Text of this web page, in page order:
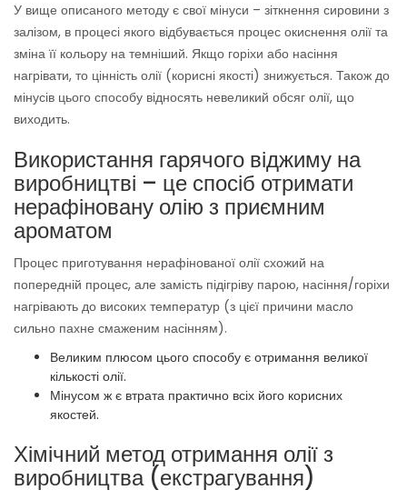
У вище описаного методу є свої мінуси – зіткнення сировини з
залізом, в процесі якого відбувається процес окиснення олії та
зміна її кольору на темніший. Якщо горіхи або насіння
нагрівати, то цінність олії (корисні якості) знижується. Також до
мінусів цього способу відносять невеликий обсяг олії, що
виходить.
Використання гарячого віджиму на
виробництві – це спосіб отримати
нерафіновану олію з приємним
ароматом
Процес приготування нерафінованої олії схожий на
попередній процес, але замість підігріву парою, насіння/горіхи
нагрівають до високих температур (з цієї причини масло
сильно пахне смаженим насінням).
Великим плюсом цього способу є отримання великої
кількості олії.
Мінусом ж є втрата практично всіх його корисних
якостей.
Хімічний метод отримання олії з
виробництва (екстрагування)